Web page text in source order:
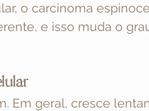
o carcinoma
e isso muda o
Em geral, cresce